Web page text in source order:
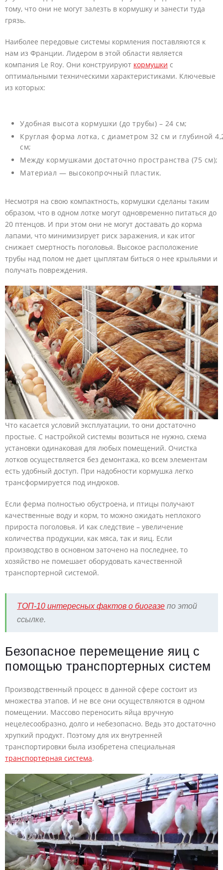
тому, что они не могут залезть в кормушку и занести туда
грязь.
Наиболее передовые системы кормления поставляются к
нам из Франции. Лидером в этой области является
компания Le Roy. Они конструируют кормушки с
оптимальными техническими характеристиками. Ключевые
из которых:
Удобная высота кормушки (до трубы) – 24 см;
Круглая форма лотка, с диаметром 32 см и глубиной
см;
Между кормушками достаточно пространства (75 см);
Материал — высокопрочный пластик.
Несмотря на свою компактность, кормушки сделаны таким
образом, что в одном лотке могут одновременно питаться до
20 птенцов. И при этом они не могут доставать до корма
лапами, что минимизирует риск заражения, и как итог
снижает смертность поголовья. Высокое расположение
трубы над полом не дает цыплятам биться о нее крыльями и
получать повреждения.
Что касается условий эксплуатации, то они достаточно
простые. С настройкой системы возиться не нужно, схема
установки одинаковая для любых помещений. Очистка
лотков осуществляется без демонтажа, ко всем элементам
есть удобный доступ. При надобности кормушка легко
трансформируется под индюков.
Если ферма полностью обустроена, и птицы получают
качественные воду и корм, то можно ожидать неплохого
прироста поголовья. И как следствие – увеличение
количества продукции, как мяса, так и яиц. Если
производство в основном заточено на последнее, то
хозяйство не помешает оборудовать качественной
транспортерной системой.
ТОП-10 интересных фактов о биогазе по этой
ссылке.
Безопасное перемещение яиц с
помощью транспортерных систем
Производственный процесс в данной сфере состоит из
множества этапов. И не все они осуществляются в одном
помещении. Массово переносить яйца вручную
нецелесообразно, долго и небезопасно. Ведь это достаточно
хрупкий продукт. Поэтому для их внутренней
транспортировки была изобретена специальная
транспортерная система.